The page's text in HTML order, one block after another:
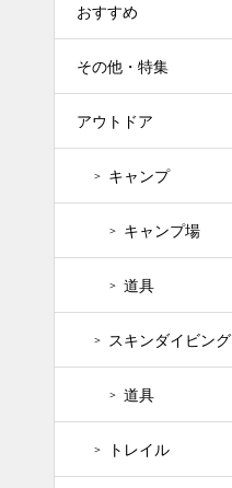
おすすめ
その他・特集
アウトドア
キャンプ
キャンプ場
道具
スキンダイビング
道具
トレイル